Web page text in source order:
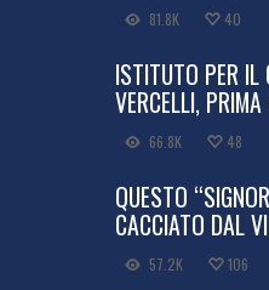
81.8K 40
ISTITUTO PER IL
VERCELLI,
66.8K 48
QUESTO
CACCIATO DAL
57.2K 106